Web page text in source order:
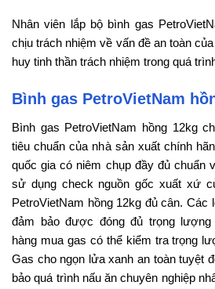
Nhân viên lắp bộ bình gas
chịu trách nhiệm về vấn đề an toàn
huy tinh thần trách nhiệm trong quá
Bình gas PetroVietNam
Bình gas PetroVietNam hồng 12kg
tiêu chuẩn của nhà sản xuất chính
quốc gia có niêm chụp đầy đủ chuẩn
sử dụng check nguồn gốc xuất xứ
PetroVietNam hồng 12kg đủ cân. Các
đảm bảo được đóng đủ trọng lượng
hàng mua gas có thể kiểm tra trọng
Gas cho ngọn lửa xanh an toàn tuyệt
bảo quá trình nấu ăn chuyên nghiệp